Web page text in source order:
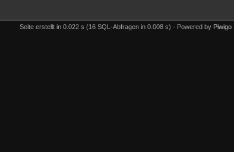
Seite erstellt in 0.022 s (16 SQL-Abfragen in 0.008 s) - Powered by Piwigo